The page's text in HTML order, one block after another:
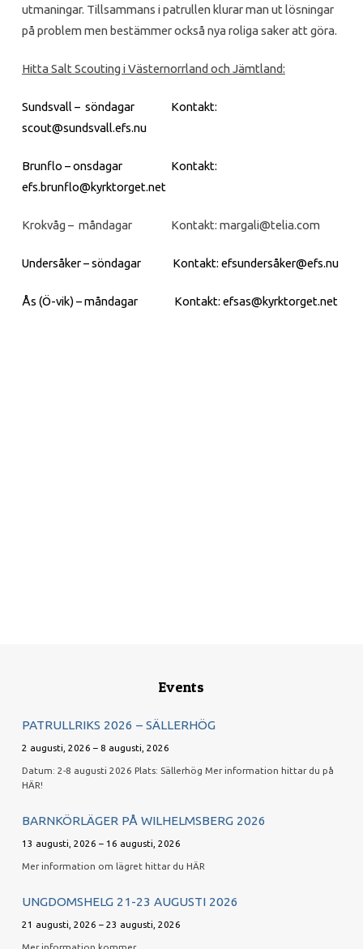
utmaningar. Tillsammans i patrullen klurar man ut lösningar
på problem men bestämmer också nya roliga saker att göra.
Hitta Salt Scouting i Västernorrland och Jämtland:
Sundsvall – söndagar Kontakt:
scout@sundsvall.efs.nu
Brunflo – onsdagar Kontakt:
efs.brunflo@kyrktorget.net
Krokvåg – måndagar Kontakt: margali@telia.com
Undersåker – söndagar Kontakt: efsundersåker@efs.nu
Ås (Ö-vik) – måndagar Kontakt: efsas@kyrktorget.net
Events
PATRULLRIKS 2026 – SÄLLERHÖG
2 augusti, 2026 – 8 augusti, 2026
Datum: 2-8 augusti 2026 Plats: Sällerhög Mer information hittar du på
HÄR!
BARNKÖRLÄGER PÅ WILHELMSBERG 2026
13 augusti, 2026 – 16 augusti, 2026
Mer information om lägret hittar du HÄR
UNGDOMSHELG 21-23 AUGUSTI 2026
21 augusti, 2026 – 23 augusti, 2026